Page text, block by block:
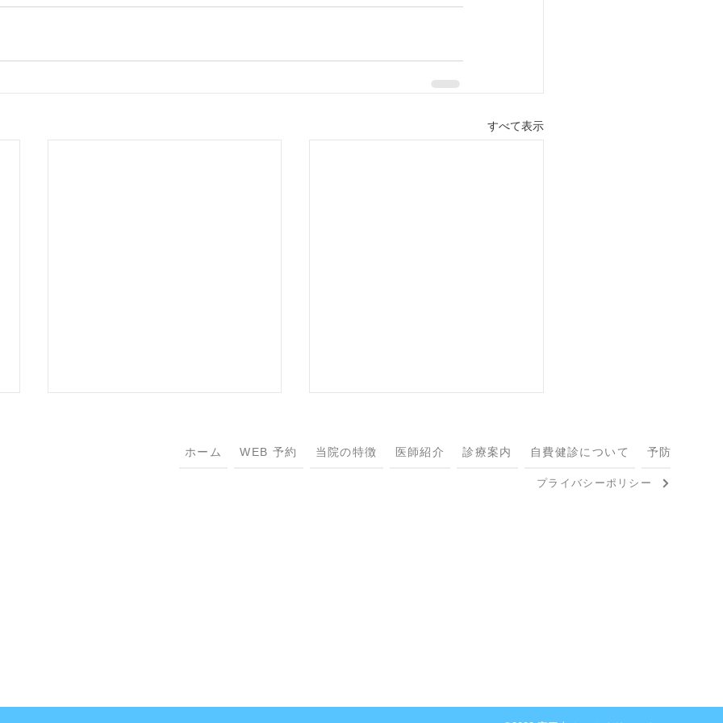
すべて表示
ホーム WEB 予約 当院の特徴 医師紹介 診療案内 自費健診について 予防接種に
プライバシーポリシー